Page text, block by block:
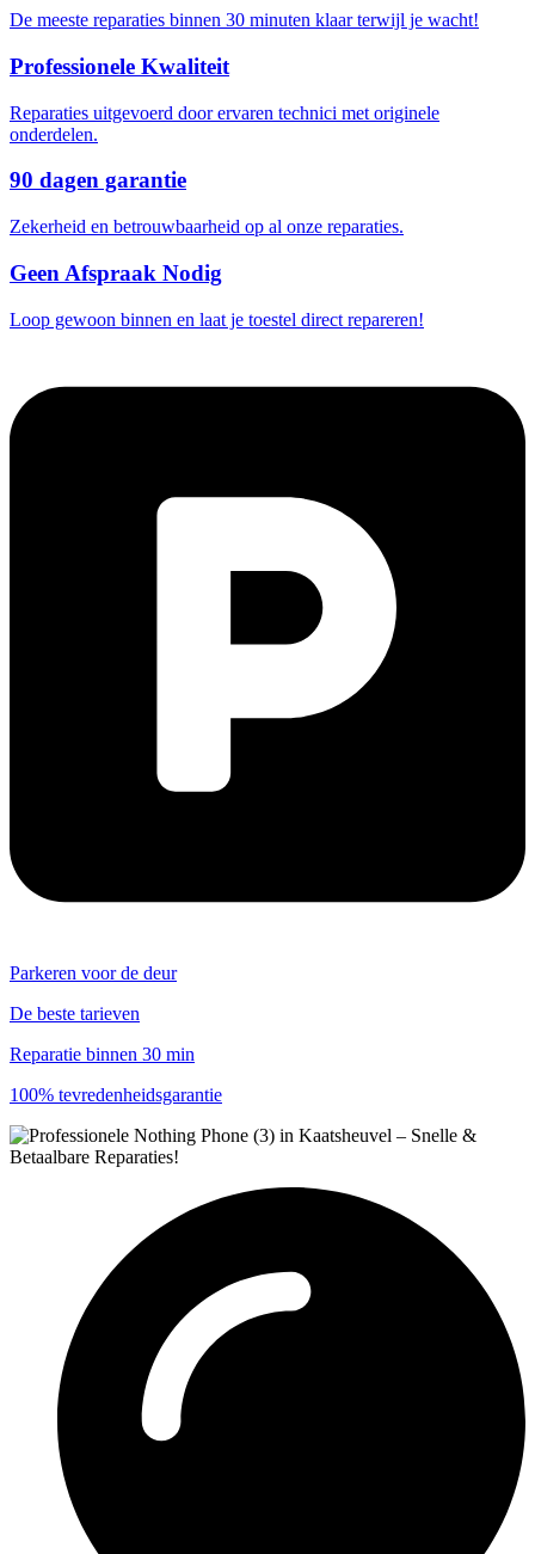
De meeste reparaties binnen 30 minuten klaar terwijl je wacht!
Professionele Kwaliteit
Reparaties uitgevoerd door ervaren technici met originele
onderdelen.
90 dagen garantie
Zekerheid en betrouwbaarheid op al onze reparaties.
Geen Afspraak Nodig
Loop gewoon binnen en laat je toestel direct repareren!
Parkeren voor de deur
De beste tarieven
Reparatie binnen 30 min
100% tevredenheidsgarantie